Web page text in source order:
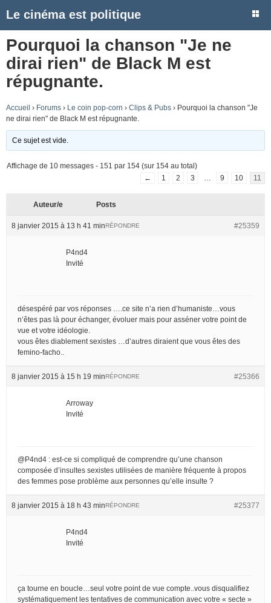
Le cinéma est politique
Pourquoi la chanson "Je ne
dirai rien" de Black M est
répugnante.
Accueil › Forums › Le coin pop-corn › Clips & Pubs › Pourquoi la chanson "Je
ne dirai rien" de Black M est répugnante.
Ce sujet est vide.
Affichage de 10 messages - 151 par 154 (sur 154 au total)
←
1 2 3 9 10 11
Auteur/e Posts
8 janvier 2015 à 13 h 41 min #25359
RÉPONDRE
P4nd4
Invité
désespéré par vos réponses ….ce site n’a rien d’humaniste…vous
n’êtes pas là pour échanger, évoluer mais pour asséner votre point de
vue et votre idéologie.
vous êtes diablement sexistes …d’autres diraient que vous êtes des
femino-facho..
8 janvier 2015 à 15 h 19 min #25366
RÉPONDRE
Arroway
Invité
@P4nd4 : est-ce si compliqué de comprendre qu’une chanson
composée d’insultes sexistes utilisées de manière fréquente à propos
des femmes pose problème aux personnes qu’elle insulte ?
8 janvier 2015 à 18 h 43 min #25377
RÉPONDRE
P4nd4
Invité
ça tourne en boucle…seul votre point de vue compte..vous disqualifiez
systématiquement les tentatives de communication avec votre « secte »